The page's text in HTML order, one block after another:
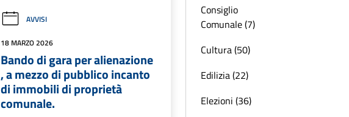
AVVISI
18 MARZO 2026
Bando di gara per alienazione
, a mezzo di pubblico incanto
di immobili di proprietà
comunale.
Consiglio
Comunale (7)
Cultura (50)
Edilizia (22)
Elezioni (36)